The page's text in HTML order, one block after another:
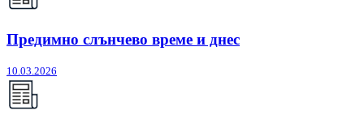
Предимно слънчево време и днес
10.03.2026